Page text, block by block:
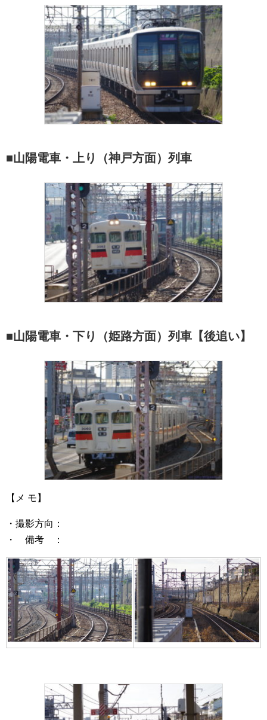
■山陽電車・上り（神戸方面）列車
■山陽電車・下り（姫路方面）列車【後追い】
【メ モ】
・撮影方向：
・ 備考 ：